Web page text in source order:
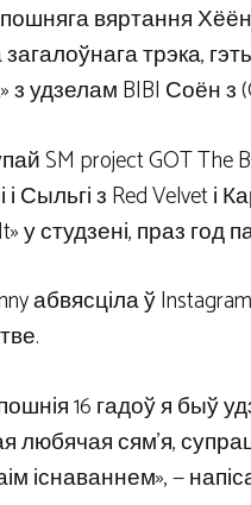
вяртання
трэка,
з удзелам BIBI Соён з
SM project GOT The
Сыльгі з Red Velvet і
студзені, праз год
абвясціла ў
16 гадоў я быў
сям’я,
існаваннем», —